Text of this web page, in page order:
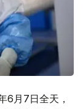
6月7日全天，